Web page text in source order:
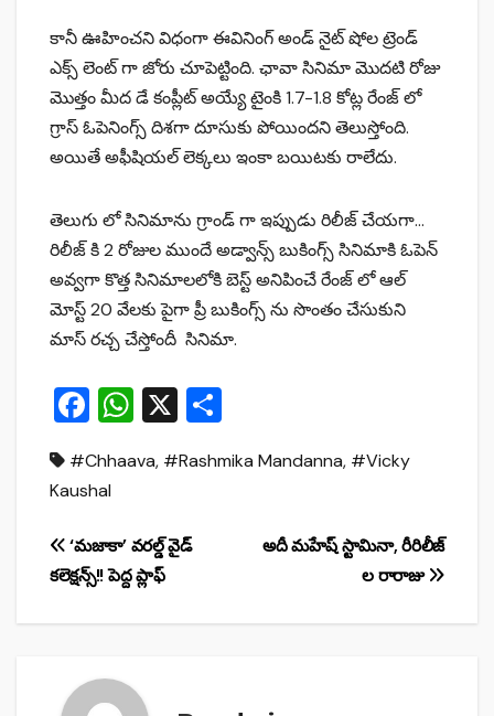
కానీ ఊహించని విధంగా ఈవినింగ్ అండ్ నైట్ షోల ట్రెండ్
ఎక్స్ లెంట్ గా జోరు చూపెట్టింది. ఛావా సినిమా మొదటి రోజు
మొత్తం మీద డే కంప్లీట్ అయ్యే టైంకి 1.7-1.8 కోట్ల రేంజ్ లో
గ్రాస్ ఓపెనింగ్స్ దిశగా దూసుకు పోయిందని తెలుస్తోంది.
అయితే అఫీషియల్ లెక్కలు ఇంకా బయిటకు రాలేదు.
తెలుగు లో సినిమాను గ్రాండ్ గా ఇప్పుడు రిలీజ్ చేయగా…
రిలీజ్ కి 2 రోజుల ముందే అడ్వాన్స్ బుకింగ్స్ సినిమాకి ఓపెన్
అవ్వగా కొత్త సినిమాలలోకి బెస్ట్ అనిపించే రేంజ్ లో ఆల్
మోస్ట్ 20 వేలకు పైగా ప్రీ బుకింగ్స్ ను సొంతం చేసుకుని
మాస్ రచ్చ చేస్తోందీ సినిమా.
F
c
e
b
o
o
W
at
A
p
p
X
ar
#Chhaava, #Rashmika Mandanna, #Vicky
Kaushal
Post
navigation
అదీ మహేష్ స్టామినా, రీరిలీజ్
ల రారాజు
‘మజాకా’ వరల్డ్ వైడ్
కలెక్షన్స్!! పెద్ద ప్లాఫ్